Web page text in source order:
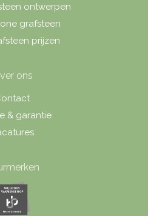
ontwerpen
grafsteen
prijzen
ons
& garantie